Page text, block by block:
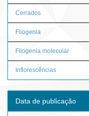
Cerrados
Filogenia
Filogenia molecular
Inflorescências
Data de publicação